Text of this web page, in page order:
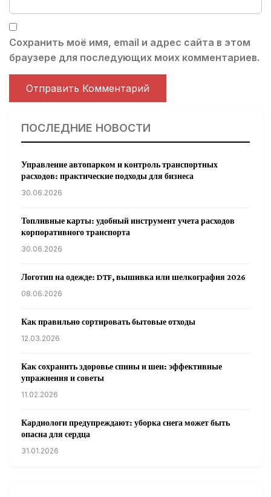
Сохранить моё имя, email и адрес сайта в этом
браузере для последующих моих комментариев.
ПОСЛЕДНИЕ НОВОСТИ
Управление автопарком и контроль транспортных
расходов: практические подходы для бизнеса
30.06.2026
Топливные карты: удобный инструмент учета расходов
корпоративного транспорта
30.06.2026
Логотип на одежде: DTF, вышивка или шелкография 2026
08.06.2026
Как правильно сортировать бытовые отходы
12.03.2026
Как сохранить здоровье спины и шеи: эффективные
упражнения и советы
11.02.2026
Кардиологи предупреждают: уборка снега может быть
опасна для сердца
31.01.2026